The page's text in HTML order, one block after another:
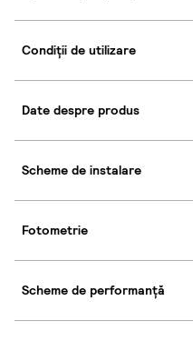
Condiții de utilizare
Date despre produs
Scheme de instalare
Fotometrie
Scheme de performanță